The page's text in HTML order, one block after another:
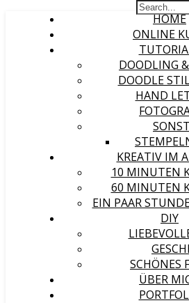
HOME
ONLINE
DOODLING
DOODLE
HAND
KREATIV IM
10 MINUTEN
60 MINUTEN
EIN PAAR
DIY
SCHÖNES
ÜBER